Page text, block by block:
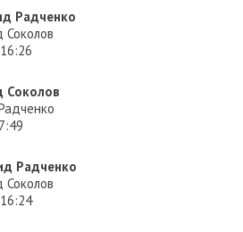
Радченко
16:26
Соколов
Радченко
16:24